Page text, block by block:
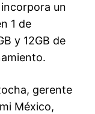
un
1 de
y 12GB de
gerente
México,